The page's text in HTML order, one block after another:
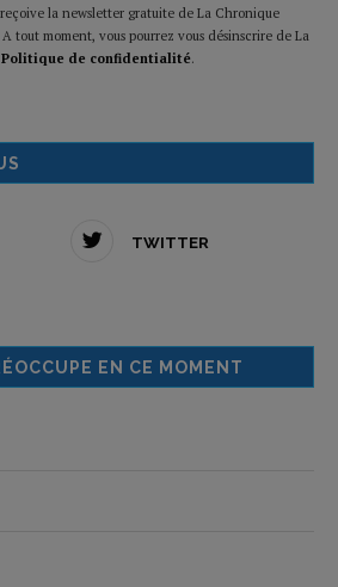
la newsletter gratuite de La Chronique
tout moment, vous pourrez vous désinscrire de La
Politique de confidentialité.
TWITTER
EN CE MOMENT